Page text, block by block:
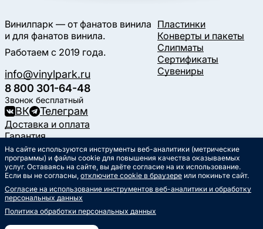
Винилпарк — от фанатов винила
и для фанатов винила.
Работаем с 2019 года.
info@vinylpark.ru
8 800 301-64-48
Звонок бесплатный
ВК Телеграм
Пластинки
Конверты и пакеты
Слипматы
Сертификаты
Сувениры
Доставка и оплата
Гарантия
Контакты
Статьи
Музыкальный календарь
Публичная оферта
Политика обработки
Согласие на обработкуперсональных данных
На сайте используются инструменты веб-аналитики (метрические
программы) и файлы cookie для повышения качества оказываемых
услуг. Оставаясь на сайте, вы даёте согласие на их использование.
Если вы не согласны, отключите cookie в браузере или покиньте сайт.
Согласие на использование инструментов веб-аналитики и обработку
персональных данных
Политика обработки персональных данных